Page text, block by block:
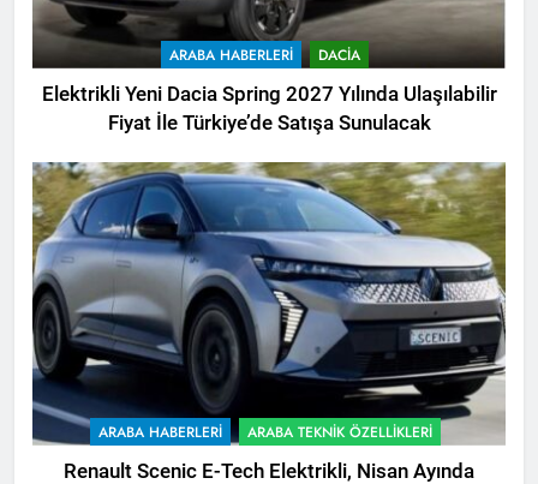
ARABA HABERLERI DACIA
Elektrikli Yeni Dacia Spring 2027 Yılında Ulaşılabilir
Fiyat İle Türkiye’de Satışa Sunulacak
ARABA HABERLERI ARABA TEKNIK ÖZELLIKLERI
Renault Scenic E-Tech Elektrikli, Nisan Ayında